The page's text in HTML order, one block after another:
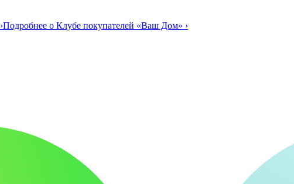
›Подробнее о Клубе покупателей «Ваш Дом» ›